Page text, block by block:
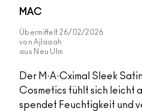
MAC
Übermittelt 26/02/2026
von Ajlaaah
aus Neu Ulm
Der M·A·Cximal Sleek
Cosmetics fühlt sich leicht
spendet Feuchtigkeit und